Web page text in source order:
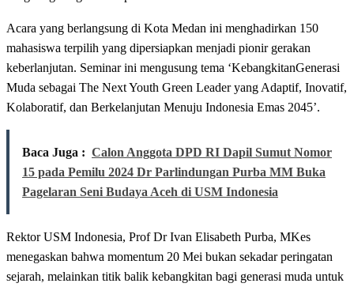
Acara yang berlangsung di Kota Medan ini menghadirkan 150
mahasiswa terpilih yang dipersiapkan menjadi pionir gerakan
keberlanjutan. Seminar ini mengusung tema ‘KebangkitanGenerasi
Muda sebagai The Next Youth Green Leader yang Adaptif, Inovatif,
Kolaboratif, dan Berkelanjutan Menuju Indonesia Emas 2045’.
Baca Juga : Calon Anggota DPD RI Dapil Sumut Nomor
15 pada Pemilu 2024 Dr Parlindungan Purba MM Buka
Pagelaran Seni Budaya Aceh di USM Indonesia
Rektor USM Indonesia, Prof Dr Ivan Elisabeth Purba, MKes
menegaskan bahwa momentum 20 Mei bukan sekadar peringatan
sejarah, melainkan titik balik kebangkitan bagi generasi muda untuk